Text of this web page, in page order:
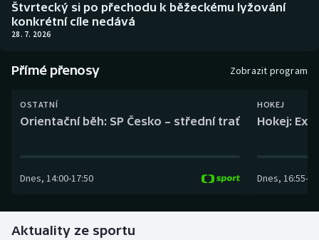
Boby a skeleton
Curling
Dostihy
Futsal
Golf
AZ kvíz
Štvrtecký si po přechodu k běžeckému lyžování
konkrétní cíle nedává
28. 7. 2026
Přímé přenosy Zobrazit program
OSTATNÍ
Orientační běh: SP Česko – střední trať
Dnes, 14:00-17:50
HOKEJ
Hokej:
Dnes, 16:55-
Aktuality ze sportu